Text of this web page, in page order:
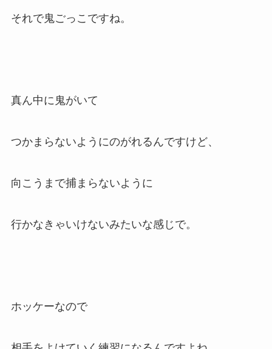
それで鬼ごっこですね。
真ん中に鬼がいて
つかまらないようにのがれるんですけど、
向こうまで捕まらないように
行かなきゃいけないみたいな感じで。
ホッケーなので